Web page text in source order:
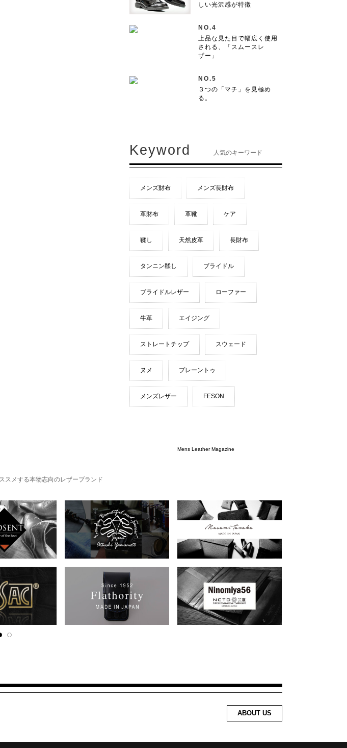
しい光沢感が特徴
NO.4
上品な見た目で幅広く使用
される、「スムースレ
ザー」
NO.5
３つの「マチ」を見極め
る。
Keyword 人気のキーワード
メンズ財布 メンズ長財布
革財布 革靴 ケア
鞣し 天然皮革 長財布
タンニン鞣し ブライドル
ブライドルレザー ローファー
牛革 エイジング
ストレートチップ スウェード
ヌメ プレーントゥ
メンズレザー FESON
Mens Leather Magazine
スメする本物志向のレザーブランド
ABOUT US